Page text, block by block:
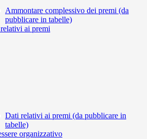
Ammontare complessivo dei premi (da
pubblicare in tabelle)
ai premi
Dati relativi ai premi (da pubblicare in
tabelle)
organizzativo